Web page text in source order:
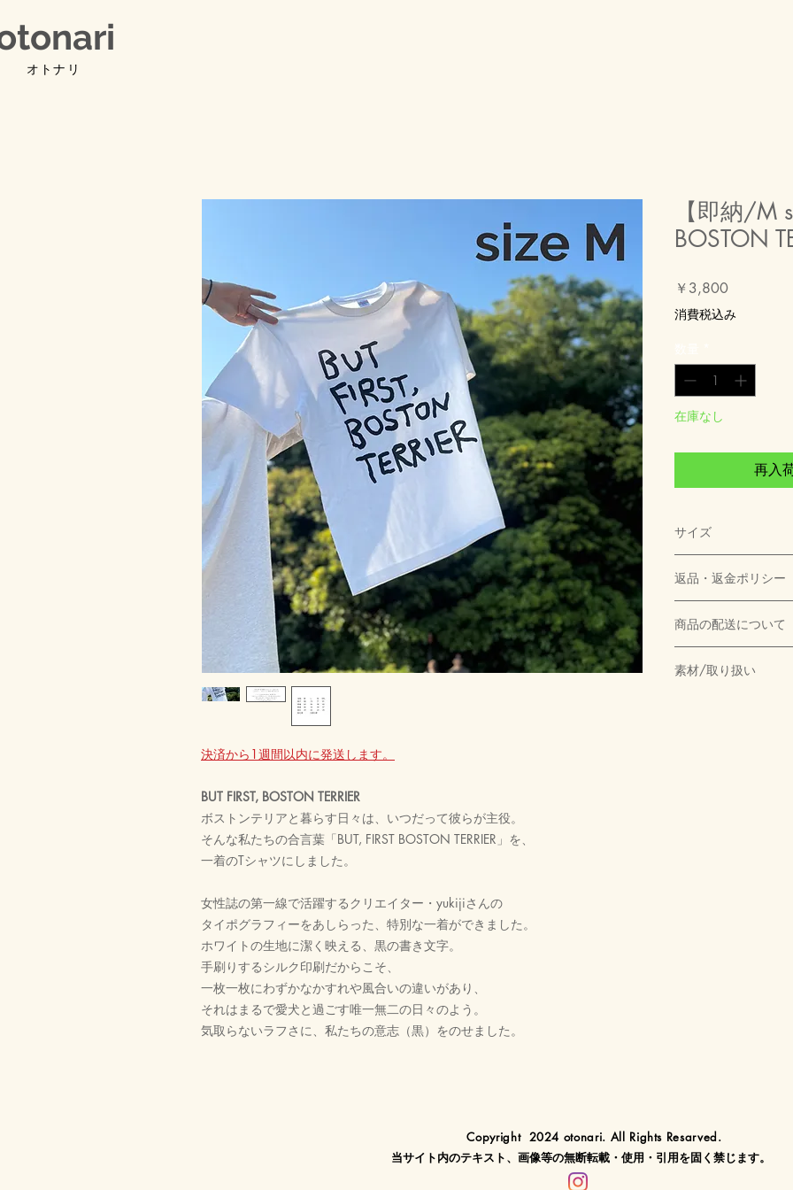
オトナリ
決済から1週間以内に発送します。
BUT FIRST, BOSTON TERRIER
ボストンテリアと暮らす日々は、いつだって彼らが主役。
そんな私たちの合言葉「BUT, FIRST BOSTON TERRIER」を、
一着のTシャツにしました。
女性誌の第一線で活躍するクリエイター・yukijiさんの
タイポグラフィーをあしらった、特別な一着ができました。
ホワイトの生地に潔く映える、黒の書き文字。
手刷りするシルク印刷だからこそ、
一枚一枚にわずかなかすれや風合いの違いがあり、
それはまるで愛犬と過ごす唯一無二の日々のよう。
気取らないラフさに、私たちの意志（黒）をのせました。
【即納/M
BOSTON
￥3,800価
格
消費税込み
在庫なし
再入
サイズ
返品・返金ポリシー
お客様のご都合に
商品の配送について
下記送料が自動的に
素材/取り扱い
Copyright 2024 otonari. All Rights Resarved.
当サイト内のテキスト、画像等の無断転載・使用・引用を固く禁じます。